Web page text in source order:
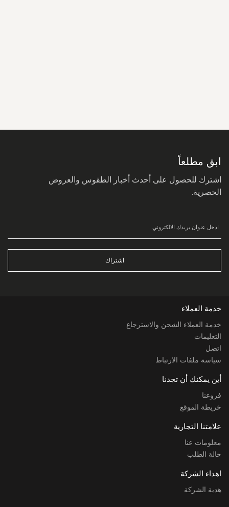
ابق مطلعاً
اشترك للحصول على أحدث أخبار الطقوس والعروض
الحصرية.
اشتراك
خدمة العملاء
خدمة العملاء الشحن والاسترجاع
التعليمات
اتصل
سياسة ملفات الارتباط
أين يمكنك أن تجدنا
فروعنا
خريطة الموقع
علامتنا التجارية
معلومات عنا
حالة الطلب
اهداء الشركة
هدية الشركة